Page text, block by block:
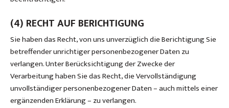
(4) RECHT AUF BERICHTIGUNG
Sie haben das Recht, von uns unverzüglich die Berichtigung Sie
betreffender unrichtiger personenbezogener Daten zu
verlangen. Unter Berücksichtigung der Zwecke der
Verarbeitung haben Sie das Recht, die Vervollständigung
unvollständiger personenbezogener Daten – auch mittels einer
ergänzenden Erklärung – zu verlangen.